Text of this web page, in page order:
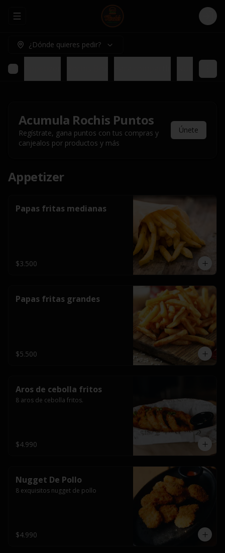
Abrir menu de navegación Login
¿Dónde quieres pedir?
Acumula Rochis Puntos
Regístrate, gana puntos con tus compras y
canjealos por productos y más
Únete
Appetizer
Papas fritas medianas
$3.500
Papas fritas grandes
$5.500
Aros de cebolla fritos
8 aros de cebolla fritos.
$4.990
Nugget De Pollo
8 exquisitos nugget de pollo
$4.990